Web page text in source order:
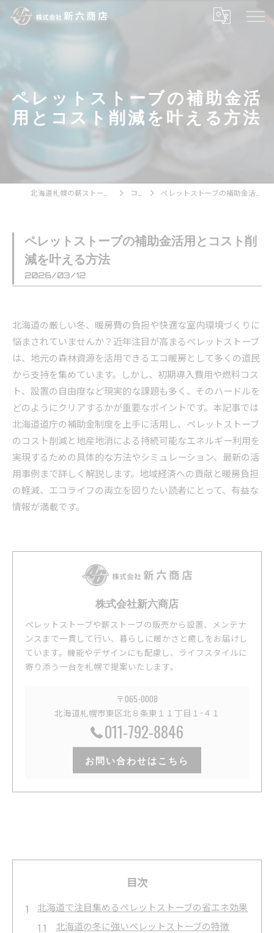
ペレットストーブの補助金活
用とコスト削減を叶える方法
コラム ペレットストーブの補助金活用とコスト削減を叶える方法
ペレットストーブの補助金活用とコスト削
減を叶える方法
2026/03/12
北海道の厳しい冬、暖房費の負担や快適な室内環境づくりに
悩まされていませんか？近年注目が高まるペレットストーブ
は、地元の森林資源を活用できるエコ暖房として多くの道民
から支持を集めています。しかし、初期導入費用や燃料コス
ト、設置の自由度など現実的な課題も多く、そのハードルを
どのようにクリアするかが重要なポイントです。本記事では
北海道道庁の補助金制度を上手に活用し、ペレットストーブ
のコスト削減と地産地消による持続可能なエネルギー利用を
実現するための具体的な方法やシミュレーション、最新の活
用事例まで詳しく解説します。地域経済への貢献と暖房負担
の軽減、エコライフの両立を図りたい読者にとって、有益な
情報が満載です。
株式会社新六商店
ペレットストーブや薪ストーブの販売から設置、メンテナ
ンスまで一貫して行い、暮らしに暖かさと癒しをお届けし
ています。機能やデザインにも配慮し、ライフスタイルに
寄り添う一台を札幌で提案いたします。
〒065-0008
北海道札幌市東区北８条東１１丁目１−４１
011-792-8846
お問い合わせはこちら
目次
北海道で注目集めるペレットストーブの省エネ効果
北海道の冬に強いペレットストーブの特徴